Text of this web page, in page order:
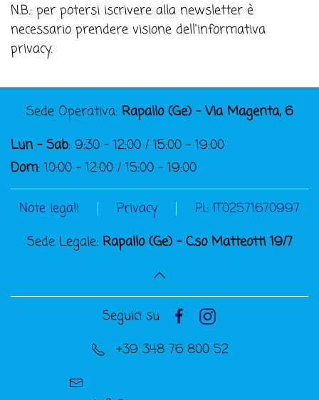
N.B.: per potersi iscrivere alla newsletter è
necessario prendere visione dell'informativa
privacy.
Sede Operativa: Rapallo (Ge) - Via Magenta, 6
Lun - Sab: 9:30 - 12:00 / 15:00 - 19:00
Dom: 10:00 - 12:00 / 15:00 - 19:00
Note legali Privacy
P.I.: IT02571670997
Sede Legale: Rapallo (Ge) - C.so Matteotti 19/7
Seguici su
+39 348 76 800 52